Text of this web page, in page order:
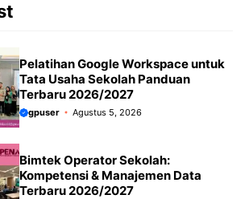
Pelatihan Google Workspace untuk
Tata Usaha Sekolah Panduan
Terbaru 2026/2027
gpuser Agustus 5, 2026
Bimtek Operator Sekolah:
Kompetensi & Manajemen Data
Terbaru 2026/2027